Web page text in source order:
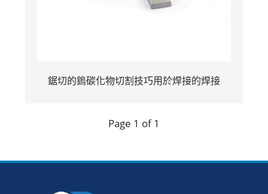
鋸切的鎢碳化物切割技巧用於焊接的焊接
Page 1 of 1